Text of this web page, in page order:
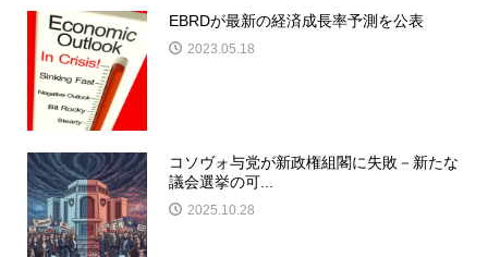
EBRDが最新の経済成長率予測を公表
2023.05.18
コソヴォ与党が新政権組閣に失敗－新たな
議会選挙の可...
2025.10.28